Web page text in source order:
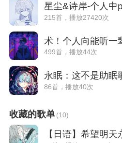
星尘&诗岸-个人中
215首，播放27420次
术！个人向能听一
499首，播放44次
永眠：这不是助眠
86首，播放40次
收藏的歌单(10)
【日语】希望明